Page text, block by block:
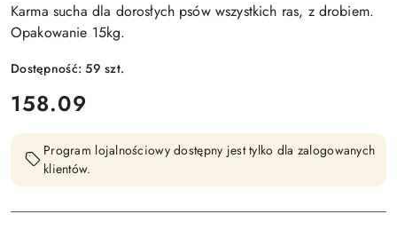
Karma sucha dla dorosłych psów wszystkich ras, z drobiem.
Opakowanie 15kg.
Dostępność:59szt.
cena:
158.09
Program lojalnościowy dostępny jest tylko dla zalogowanych
klientów.